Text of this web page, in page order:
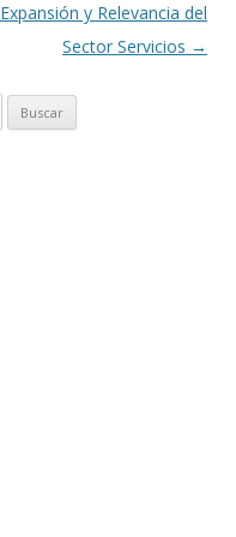
Expansión y Relevancia del
Sector Servicios →